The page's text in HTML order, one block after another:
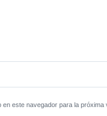
este navegador para la próxima